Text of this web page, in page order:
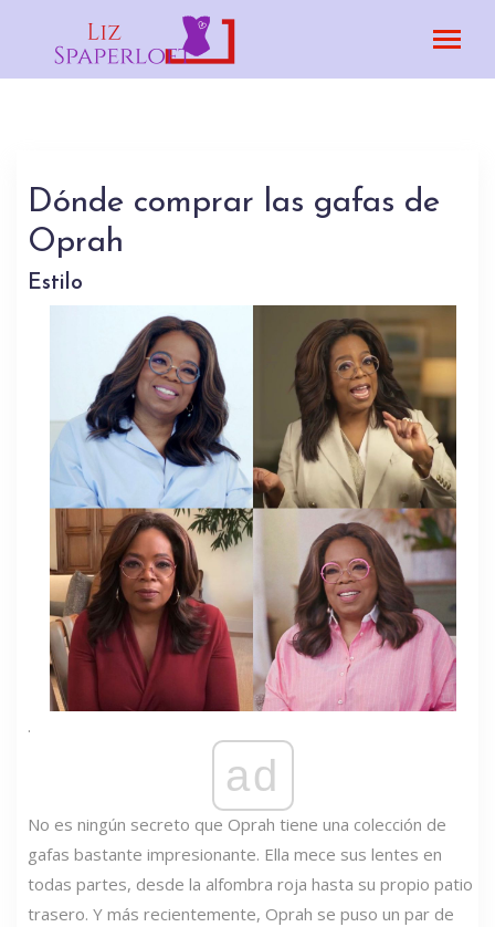
Dónde comprar las gafas de
Oprah
Estilo
.
ad
No es ningún secreto que Oprah tiene una colección de
gafas bastante impresionante. Ella mece sus lentes en
todas partes, desde la alfombra roja hasta su propio patio
trasero. Y más recientemente, Oprah se puso un par de